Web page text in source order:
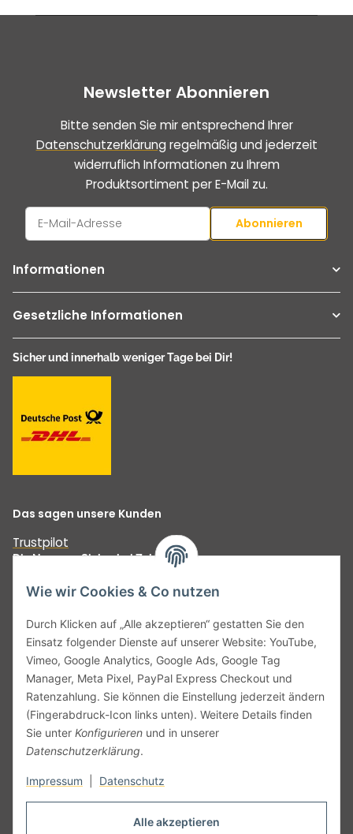
Alle akzeptieren
Wie wir Cookies & Co nutzen
Durch Klicken auf „Alle akzeptieren“ gestatten Sie den
Einsatz folgender Dienste auf unserer Website: YouTube,
Vimeo, Google Analytics, Google Ads, Google Tag
Manager, Meta Pixel, PayPal Express Checkout und
Ratenzahlung. Sie können die Einstellung jederzeit ändern
(Fingerabdruck-Icon links unten). Weitere Details finden
Sie unter Konfigurieren und in unserer
Datenschutzerklärung.
Impressum Datenschutz
Newsletter Abonnieren
Bitte senden Sie mir entsprechend Ihrer
Datenschutzerklärung regelmäßig und jederzeit
widerruflich Informationen zu Ihrem
Produktsortiment per E-Mail zu.
Abonnieren
Informationen
Gesetzliche Informationen
Sicher und innerhalb weniger Tage bei Dir!
Das sagen unsere Kunden
Trustpilot
Die Nummer Sicher bei Zahlungen
Unser Versprechen:
Vertrag widerrufen